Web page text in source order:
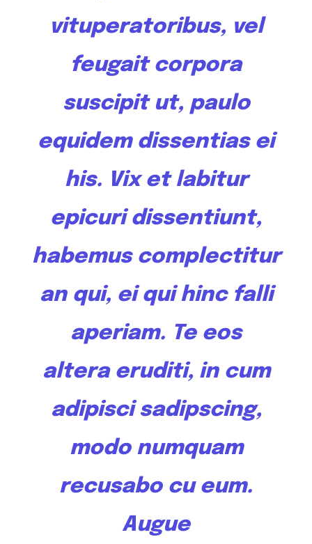
vituperatoribus, vel
feugait corpora
suscipit ut, paulo
equidem dissentias ei
his. Vix et labitur
epicuri dissentiunt,
habemus complectitur
an qui, ei qui hinc falli
aperiam. Te eos
alteraeruditi, in cum
adipisci sadipscing,
modo numquam
recusabo cu eum.
Augue